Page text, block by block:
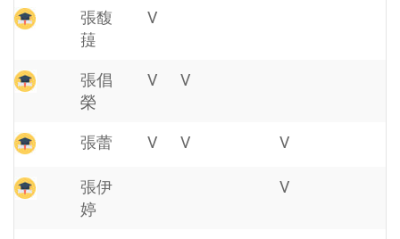
張馥
䔶
V
張倡
榮
V V
張蕾 V V V
張伊
婷
V